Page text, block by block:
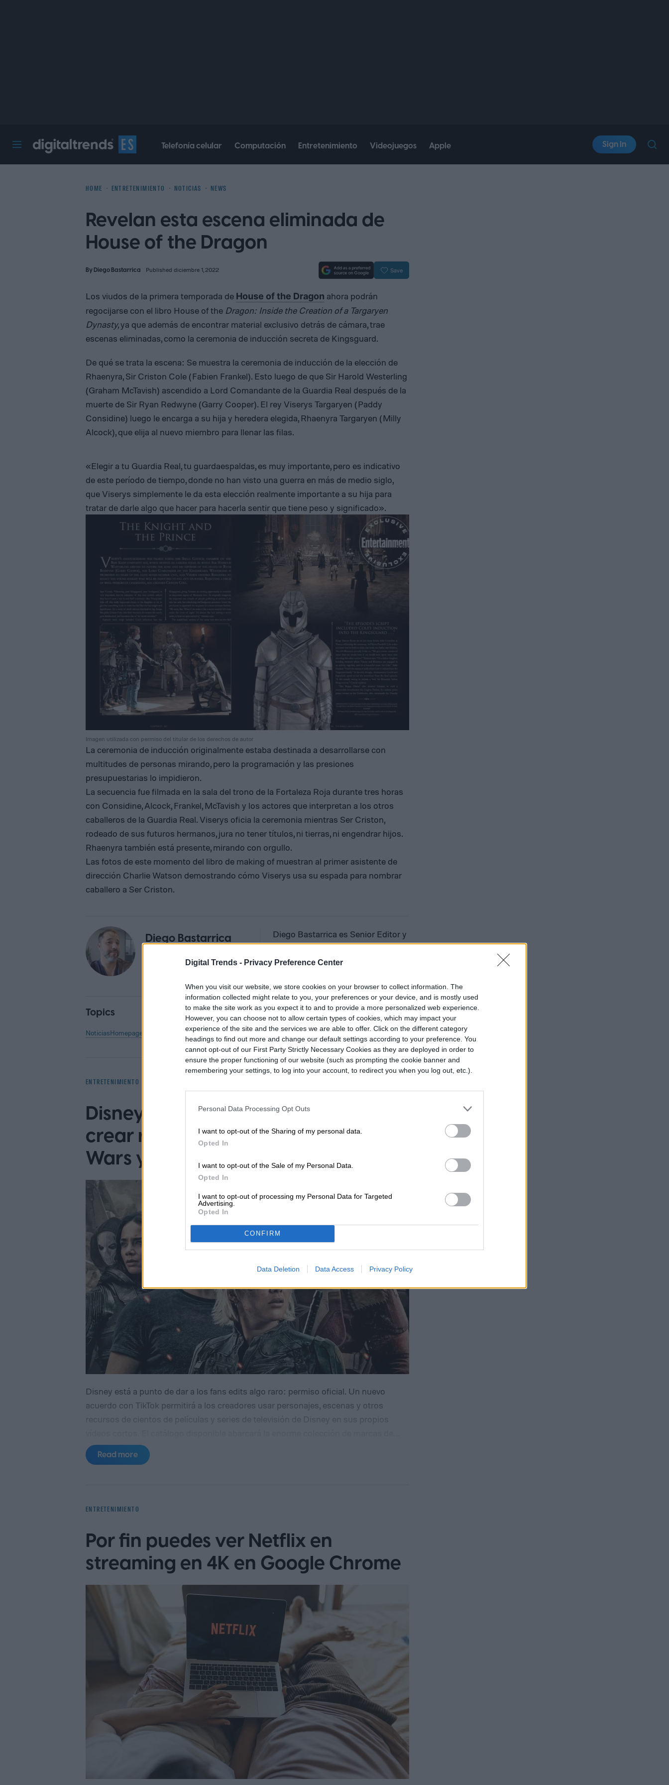
Digital Trends - Privacy Preference Center
When you visit our website, we store cookies on your browser to collect information. The
information collected might relate to you, your preferences or your device, and is mostly used
to make the site work as you expect it to and to provide a more personalized web experience.
However, you can choose not to allow certain types of cookies, which may impact your
experience of the site and the services we are able to offer. Click on the different category
headings to find out more and change our default settings according to your preference. You
cannot opt-out of our First Party Strictly Necessary Cookies as they are deployed in order to
ensure the proper functioning of our website (such as prompting the cookie banner and
remembering your settings, to log into your account, to redirect you when you log out, etc.).
Personal Data Processing Opt Outs
I want to opt-out of the Sharing of my personal data.
Opted In
I want to opt-out of the Sale of my Personal Data.
Opted In
I want to opt-out of processing my Personal Data for Targeted
Advertising.
Opted In
CONFIRM
Data Deletion Data Access Privacy Policy
Telefonía celular Computación Entretenimiento Videojuegos Apple Sign In
HOME ENTRETENIMIENTO NOTICIAS NEWS
Revelan esta escena eliminada de
House of the Dragon
ByDiego Bastarrica Published diciembre 1, 2022 Save
Los viudos de la primera temporada de House of the Dragon ahora podrán
regocijarse con el libro House of the Dragon: Inside the Creation of a Targaryen
Dynasty,ya que además de encontrar material exclusivo detrás de cámara, trae
escenas eliminadas, como la ceremonia de inducción secreta de Kingsguard.
De qué se trata la escena: Se muestra la ceremonia de inducción de la elección de
Rhaenyra, Sir Criston Cole (Fabien Frankel). Esto luego de que Sir Harold Westerling
(Graham McTavish) ascendido a Lord Comandante de la Guardia Real después de la
muerte de Sir Ryan Redwyne (Garry Cooper). El rey Viserys Targaryen (Paddy
Considine) luego le encarga a su hija y heredera elegida, Rhaenyra Targaryen (Milly
Alcock), que elija al nuevo miembro para llenar las filas.
«Elegir a tu Guardia Real, tu guardaespaldas, es muy importante, pero es indicativo
de este período de tiempo, donde no han visto una guerra en más de medio siglo,
que Viserys simplemente le da esta elección realmente importante a su hija para
tratar de darle algo que hacer para hacerla sentir que tiene peso y significado».
Imagen utilizada con permiso del titular de los derechos de autor
La ceremonia de inducción originalmente estaba destinada a desarrollarse con
multitudes de personas mirando, pero la programación y las presiones
presupuestarias lo impidieron.
La secuencia fue filmada en la sala del trono de la Fortaleza Roja durante tres horas
con Considine, Alcock, Frankel, McTavish y los actores que interpretan a los otros
caballeros de la Guardia Real. Viserys oficia la ceremonia mientras Ser Criston,
rodeado de sus futuros hermanos, jura no tener títulos, ni tierras, ni engendrar hijos.
Rhaenyra también está presente, mirando con orgullo.
Las fotos de este momento del libro de making of muestran al primer asistente de
dirección Charlie Watson demostrando cómo Viserys usa su espada para nombrar
caballero a Ser Criston.
Diego Bastarrica
Diego Bastarrica es Senior Editor y
Head of Content en Digital Trends
en Español, donde lidera la
estrategia editorial, SEO…
Topics
NoticiasHomepage
ENTRETENIMIENTO
Disney permitirá a los TikTokers
crear remezclando Marvel, Star
Wars y más
Disney está a punto de dar a los fans edits algo raro: permiso oficial. Un nuevo
acuerdo con TikTok permitirá a los creadores usar personajes, escenas y otros
Disney, incluyendo Marvel, Star Wars, Pixar y FX.
piloto en Estados Unidos en los próximos meses, con planes de expansión a más
Read more
ENTRETENIMIENTO
Por fin puedes ver Netflix en
streaming en 4K en Google Chrome